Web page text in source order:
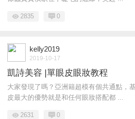
2835 0
kelly2019
2019-10-17
凱詩美容 |單眼皮眼妝教程
大家發現了嗎？亞洲籍超模有個共通點，
皮最大的優勢就是和任何眼妝搭配都 ...
2631 0